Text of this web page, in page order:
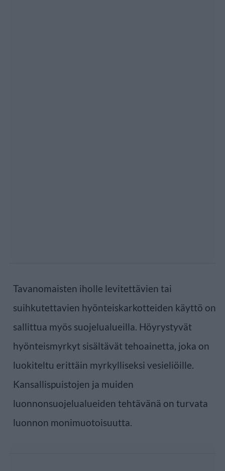
Tavanomaisten iholle levitettävien tai
suihkutettavien hyönteiskarkotteiden käyttö on
sallittua myös suojelualueilla. Höyrystyvät
hyönteismyrkyt sisältävät tehoainetta, joka on
luokiteltu erittäin myrkylliseksi vesieliöille.
Kansallispuistojen ja muiden
luonnonsuojelualueiden tehtävänä on turvata
luonnon monimuotoisuutta.